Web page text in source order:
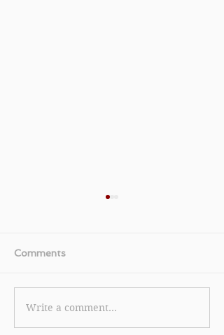
【美國運通白金卡優惠】
美國運通白金卡限時全新
Comments
Write a comment...